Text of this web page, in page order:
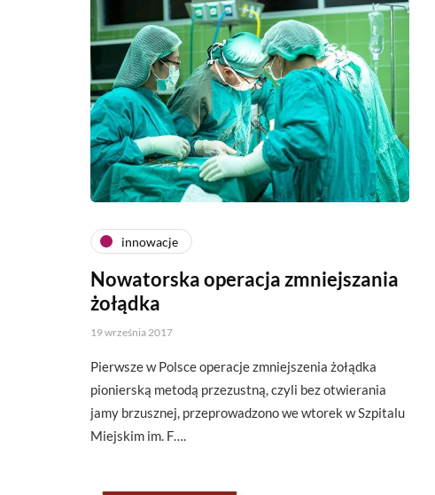
innowacje
Nowatorska operacja zmniejszania
żołądka
19 września 2017
Pierwsze w Polsce operacje zmniejszenia żołądka
pionierską metodą przezustną, czyli bez otwierania
jamy brzusznej, przeprowadzono we wtorek w Szpitalu
Miejskim im. F….